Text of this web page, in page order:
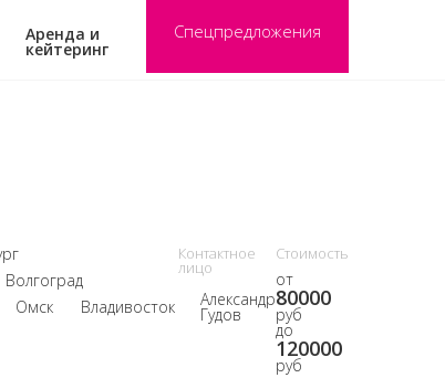
Аренда и
кейтеринг
Спецпредложения
Волгоград
Омск
Владивосток
Контактное
лицо
Александр
Гудов
Стоимость
от
80000
руб
до
120000
руб